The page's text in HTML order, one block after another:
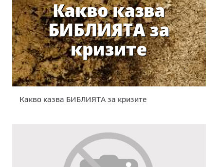
Какво казва БИБЛИЯТА за кризите